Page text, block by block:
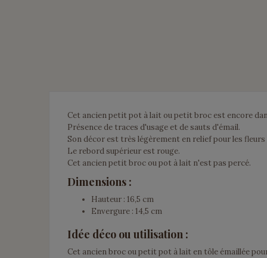
Cet ancien petit pot à lait ou petit broc est encore
Présence de traces d'usage et de sauts d'émail.
Son décor est très légèrement en relief pour les
Le rebord supérieur est rouge.
Cet ancien petit broc ou pot à lait n'est pas percé.
Dimensions :
Hauteur : 16,5 cm
Envergure : 14,5 cm
Idée déco ou utilisation :
Cet ancien broc ou petit pot à lait en tôle émaillée